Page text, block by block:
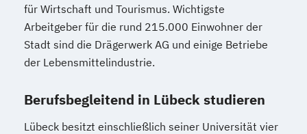
Taxation Accounting Finance
Transport- und Logistikrecht
Transportsysteme
UX Design & Management
Unternehmensrecht
Verhaltensökonomik - Psychologisches
für Wirtschaft und Tourismus. Wichtigste
Arbeitgeber für die rund 215.000 Einwohner der
Stadt sind die Drägerwerk AG und einige Betriebe
der Lebensmittelindustrie.
Berufsbegleitend in Lübeck studieren
Lübeck besitzt einschließlich seiner Universität vier